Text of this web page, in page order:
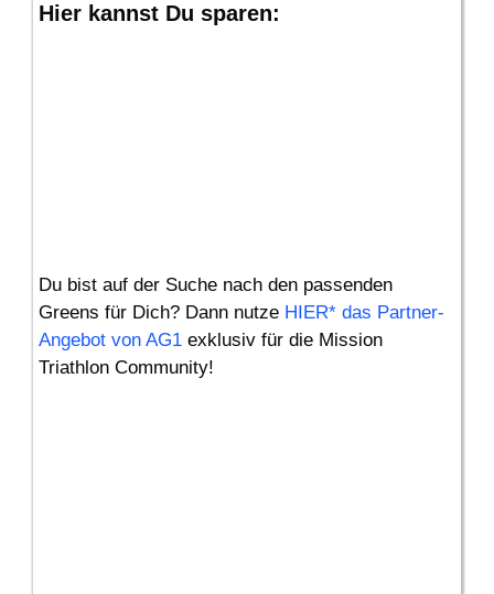
Hier kannst Du sparen:
Du bist auf der Suche nach den passenden
Greens für Dich? Dann nutze HIER* das Partner-
Angebot von AG1 exklusiv für die Mission
Triathlon Community!